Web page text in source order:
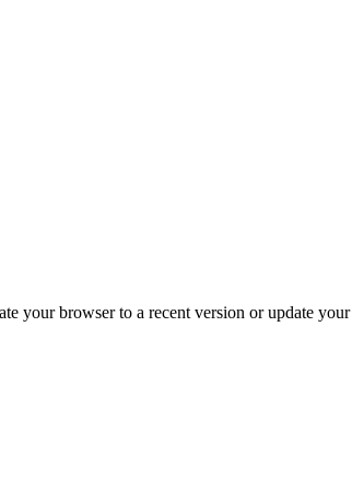
your browser to a recent version or update your